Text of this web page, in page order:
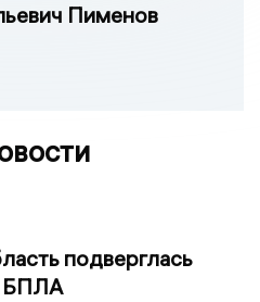
Пименов
подверглась
БПЛА